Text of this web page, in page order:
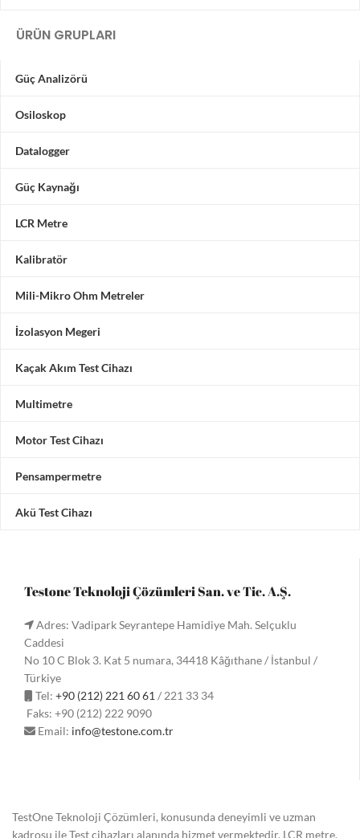
ÜRÜN GRUPLARI
Güç Analizörü
Osiloskop
Datalogger
Güç Kaynağı
LCR Metre
Kalibratör
Mili-Mikro Ohm Metreler
İzolasyon Megeri
Kaçak Akım Test Cihazı
Multimetre
Motor Test Cihazı
Pensampermetre
Akü Test Cihazı
Testone Teknoloji Çözümleri San. ve Tic. A.Ş.
Adres: Vadipark Seyrantepe Hamidiye Mah. Selçuklu
Caddesi
No 10 C Blok 3. Kat 5 numara, 34418 Kâğıthane / İstanbul /
Türkiye
Tel: +90 (212) 221 60 61 / 221 33 34
Faks: +90 (212) 222 9090
Email: info@testone.com.tr
TestOne Teknoloji Çözümleri, konusunda deneyimli ve uzman
kadrosu ile Test cihazları alanında hizmet vermektedir. LCR metre,